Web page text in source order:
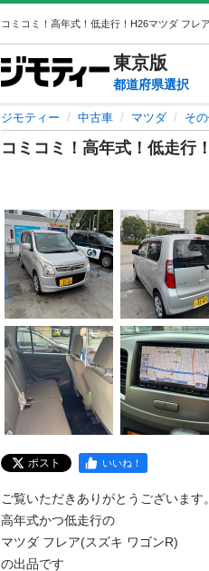
東京版
都道府県選択
ジモティー 中古車 マツダ そ
コミコミ！高年式！低走行
ポスト いいね！
ご覧いただきありがとうございます。
高年式かつ低走行の
マツダ フレア(スズキ ワゴンR)
の出品です